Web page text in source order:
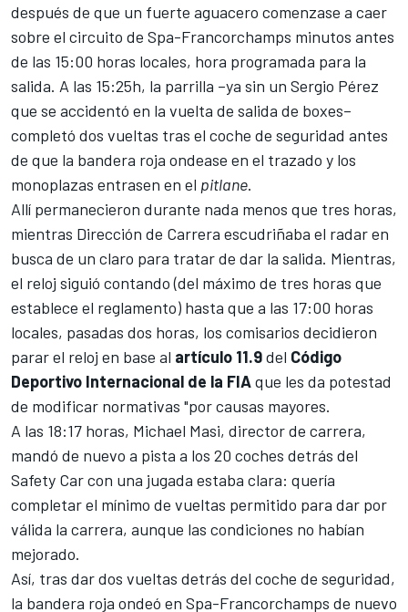
después de que un fuerte aguacero comenzase a caer
sobre el circuito de Spa-Francorchamps minutos antes
de las 15:00 horas locales, hora programada para la
salida. A las 15:25h, la parrilla –ya sin un Sergio Pérez
que se accidentó en la vuelta de salida de boxes–
completó dos vueltas tras el coche de seguridad antes
de que la bandera roja ondease en el trazado y los
monoplazas entrasen en el pitlane.
Allí permanecieron durante nada menos que tres horas,
mientras Dirección de Carrera escudriñaba el radar en
busca de un claro para tratar de dar la salida. Mientras,
el reloj siguió contando (del máximo de tres horas que
establece el reglamento) hasta que a las 17:00 horas
locales, pasadas dos horas, los comisarios decidieron
parar el reloj en base al artículo 11.9del Código
Deportivo Internacional de la FIAque les da potestad
de modificar normativas "por causas mayores.
A las 18:17 horas, Michael Masi, director de carrera,
mandó de nuevo a pista a los 20 coches detrás del
Safety Car con una jugada estaba clara: quería
completar el mínimo de vueltas permitido para dar por
válida la carrera, aunque las condiciones no habían
mejorado.
Así, tras dar dos vueltas detrás del coche de seguridad,
la bandera roja ondeó en Spa-Francorchamps de nuevo